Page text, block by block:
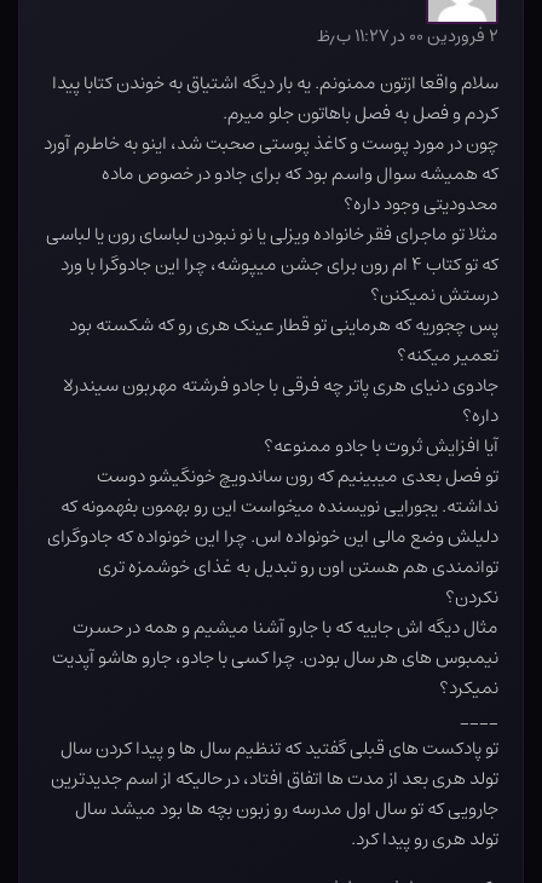
۲ فروردین ۰۰ در ۱۱:۲۷ ب٫ظ
سلام واقعا ازتون ممنونم. یه بار دیگه اشتیاق به خوندن کتابا پیدا
کردم و فصل به فصل باهاتون جلو میرم.
چون در مورد پوست و کاغذ پوستی صحبت شد، اینو به خاطرم آورد
که همیشه سوال واسم بود که برای جادو در خصوص ماده
محدودیتی وجود داره؟
مثلا تو ماجرای فقر خانواده ویزلی یا نو نبودن لباسای رون یا لباسی
که تو کتاب ۴ ام رون برای جشن میپوشه، چرا این جادوگرا با ورد
درستش نمیکنن؟
پس چجوریه که هرماینی تو قطار عینک هری رو که شکسته بود
تعمیر میکنه؟
جادوی دنیای هری پاتر چه فرقی با جادو فرشته مهربون سیندرلا
داره؟
آیا افزایش ثروت با جادو ممنوعه؟
تو فصل بعدی میبینیم که رون ساندویچ خونگیشو دوست
نداشته. یجورایی نویسنده میخواست این رو بهمون بفهمونه که
دلیلش وضع مالی این خونواده اس. چرا این خونواده که جادوگرای
توانمندی هم هستن اون رو تبدیل به غذای خوشمزه تری
نکردن؟
مثال دیگه اش جاییه که با جارو آشنا میشیم و همه در حسرت
نیمبوس های هر سال بودن. چرا کسی با جادو، جارو هاشو آپدیت
نمیکرد؟
____
تو پادکست های قبلی گفتید که تنظیم سال ها و پیدا کردن سال
تولد هری بعد از مدت ها اتفاق افتاد، در حالیکه از اسم جدیدترین
جارویی که تو سال اول مدرسه رو زبون بچه ها بود میشد سال
تولد هری رو پیدا کرد.